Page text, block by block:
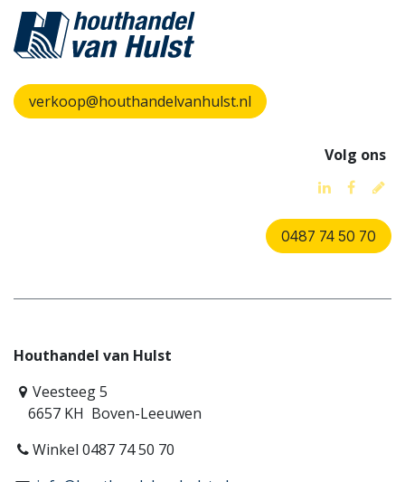
verkoop@houthandelvanhulst.nl
Volg ons
0487 74 50 70
Houthandel van Hulst
Veesteeg 5
6657 KH Boven-Leeuwen
Winkel 0487 74 50 70